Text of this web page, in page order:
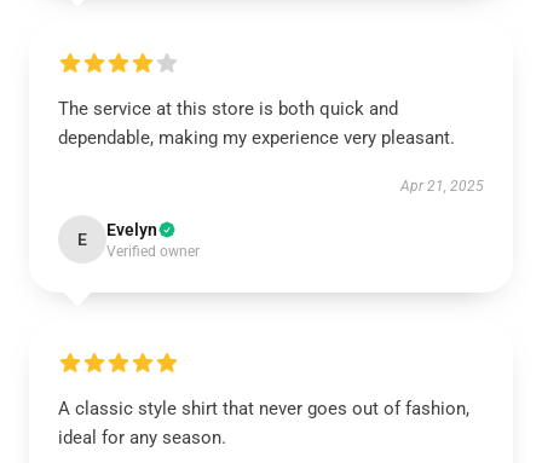
The service at this store is both quick and
dependable, making my experience very pleasant.
Apr 21, 2025
E Evelyn
Verified owner
A classic style shirt that never goes out of fashion,
ideal for any season.